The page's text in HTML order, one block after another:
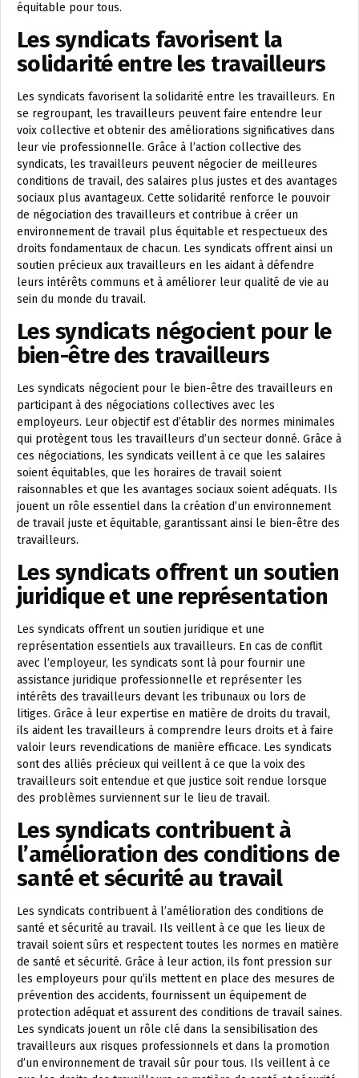
équitable pour tous.
Les syndicats favorisent la
solidarité entre les travailleurs
Les syndicats favorisent la solidarité entre les travailleurs. En
se regroupant, les travailleurs peuvent faire entendre leur
voix collective et obtenir des améliorations significatives dans
leur vie professionnelle. Grâce à l’action collective des
syndicats, les travailleurs peuvent négocier de meilleures
conditions de travail, des salaires plus justes et des avantages
sociaux plus avantageux. Cette solidarité renforce le pouvoir
de négociation des travailleurs et contribue à créer un
environnement de travail plus équitable et respectueux des
droits fondamentaux de chacun. Les syndicats offrent ainsi un
soutien précieux aux travailleurs en les aidant à défendre
leurs intérêts communs et à améliorer leur qualité de vie au
sein du monde du travail.
Les syndicats négocient pour le
bien-être des travailleurs
Les syndicats négocient pour le bien-être des travailleurs en
participant à des négociations collectives avec les
employeurs. Leur objectif est d’établir des normes minimales
qui protègent tous les travailleurs d’un secteur donné. Grâce à
ces négociations, les syndicats veillent à ce que les salaires
soient équitables, que les horaires de travail soient
raisonnables et que les avantages sociaux soient adéquats. Ils
jouent un rôle essentiel dans la création d’un environnement
de travail juste et équitable, garantissant ainsi le bien-être des
travailleurs.
Les syndicats offrent un soutien
juridique et une représentation
Les syndicats offrent un soutien juridique et une
représentation essentiels aux travailleurs. En cas de conflit
avec l’employeur, les syndicats sont là pour fournir une
assistance juridique professionnelle et représenter les
intérêts des travailleurs devant les tribunaux ou lors de
litiges. Grâce à leur expertise en matière de droits du travail,
ils aident les travailleurs à comprendre leurs droits et à faire
valoir leurs revendications de manière efficace. Les syndicats
sont des alliés précieux qui veillent à ce que la voix des
travailleurs soit entendue et que justice soit rendue lorsque
des problèmes surviennent sur le lieu de travail.
Les syndicats contribuent à
l’amélioration des conditions de
santé et sécurité au travail
Les syndicats contribuent à l’amélioration des conditions de
santé et sécurité au travail. Ils veillent à ce que les lieux de
travail soient sûrs et respectent toutes les normes en matière
de santé et sécurité. Grâce à leur action, ils font pression sur
les employeurs pour qu’ils mettent en place des mesures de
prévention des accidents, fournissent un équipement de
protection adéquat et assurent des conditions de travail saines.
Les syndicats jouent un rôle clé dans la sensibilisation des
travailleurs aux risques professionnels et dans la promotion
d’un environnement de travail sûr pour tous. Ils veillent à ce